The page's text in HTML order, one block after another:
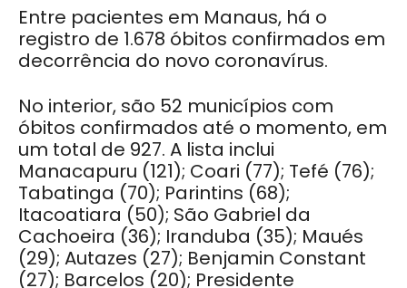
Entre pacientes em Manaus, há o
registro de 1.678 óbitos confirmados em
decorrência do novo coronavírus.
No interior, são 52 municípios com
óbitos confirmados até o momento, em
um total de 927. A lista inclui
Manacapuru (121); Coari (77); Tefé (76);
Tabatinga (70); Parintins (68);
Itacoatiara (50); São Gabriel da
Cachoeira (36); Iranduba (35); Maués
(29); Autazes (27); Benjamin Constant
(27); Barcelos (20); Presidente